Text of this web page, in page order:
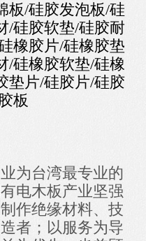
板/硅胶发泡板/硅
/硅胶软垫/硅胶耐
橡胶片/硅橡胶垫
/硅橡胶软垫/硅橡
垫片/硅胶片/硅胶
板
为台湾最专业的
电木板产业坚强
作绝缘材料、技
者；以服务为导